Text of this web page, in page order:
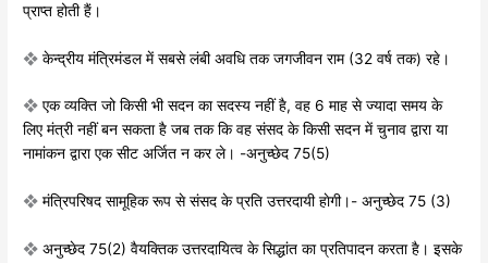
प्राप्त होती हैं।
❖ केन्द्रीय मंत्रिमंडल में सबसे लंबी अवधि तकजगजीवन राम (32 वर्ष तक) रहे।
❖ एक व्यक्ति जो किसी भी सदन का सदस्यनहीं है, वह 6 माह से ज्यादा समय के
लिएमंत्री नहीं बन सकता है जब तक कि वहसंसद के किसी सदन में चुनाव द्वारा या
नामांकन द्वारा एक सीट अर्जित न कर ले। -अनुच्छेद 75(5)
❖ मंत्रिपरिषद सामूहिक रूप से संसद के प्रतिउत्तरदायी हाेगी।- अनुच्छेद 75 (3)
❖अनुच्छेद 75(2) वैयक्तिक उत्तरदायित्व के सिद्धांत का प्रतिपादन करता है। इसके